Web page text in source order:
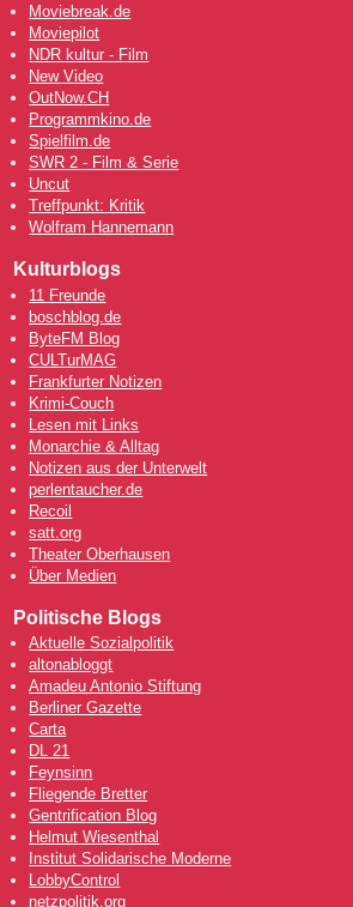
Moviebreak.de
Moviepilot
NDR kultur - Film
New Video
OutNow.CH
Programmkino.de
Spielfilm.de
SWR 2 - Film & Serie
Uncut
Treffpunkt: Kritik
Wolfram Hannemann
Kulturblogs
11 Freunde
boschblog.de
ByteFM Blog
CULTurMAG
Frankfurter Notizen
Krimi-Couch
Lesen mit Links
Monarchie & Alltag
Notizen aus der Unterwelt
perlentaucher.de
Recoil
satt.org
Theater Oberhausen
Über Medien
Politische Blogs
Aktuelle Sozialpolitik
altonabloggt
Amadeu Antonio Stiftung
Berliner Gazette
Carta
DL 21
Feynsinn
Fliegende Bretter
Gentrification Blog
Helmut Wiesenthal
Institut Solidarische Moderne
LobbyControl
netzpolitik.org